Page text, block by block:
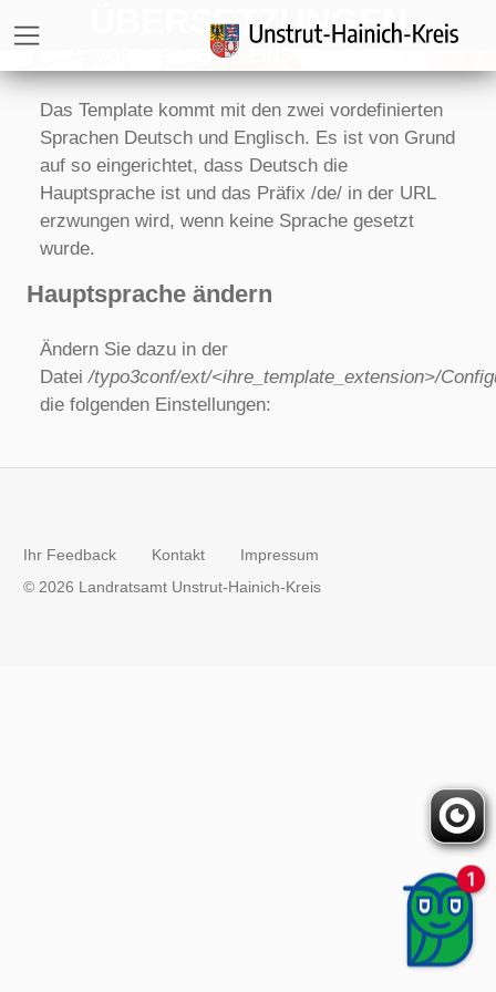
ÜBERSETZUNGEN
VORDEFINIERTE EINSTELLUNGEN
Das Template kommt mit den zwei vordefinierten
Sprachen Deutsch und Englisch. Es ist von Grund
auf so eingerichtet, dass Deutsch die
Hauptsprache ist und das Präfix /de/ in der URL
erzwungen wird, wenn keine Sprache gesetzt
wurde.
Hauptsprache ändern
Ändern Sie dazu in der
Datei/typo3conf/ext/<ihre_template_extension>/
die folgenden Einstellungen:
Ihr Feedback Kontakt
Impressum
© 2026 Landratsamt Unstrut-Hainich-Kreis